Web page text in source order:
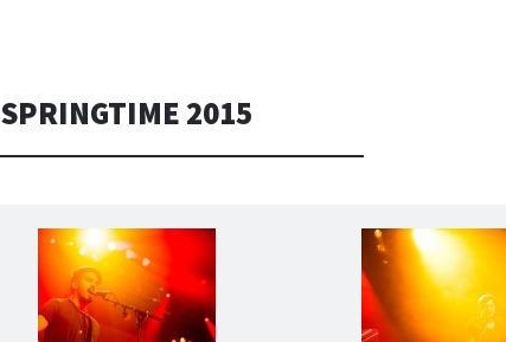
SPRINGTIME 2015